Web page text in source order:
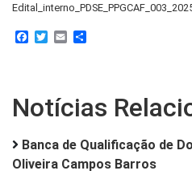
Facebook
Twitter
Email
Notícias
Banca de Qualificação de
Oliveira Campos Barros